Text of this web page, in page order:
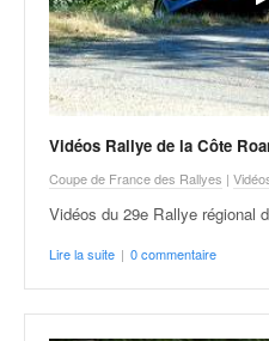
Vidéos Rallye de la Côte
Coupe de France des Rallyes |
Vidéos du 29e Rallye régional
Lire la suite | 0 commentaire